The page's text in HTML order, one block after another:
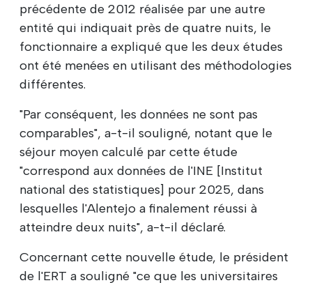
précédente de 2012 réalisée par une autre
entité qui indiquait près de quatre nuits, le
fonctionnaire a expliqué que les deux études
ont été menées en utilisant des méthodologies
différentes.
"Par conséquent, les données ne sont pas
comparables", a-t-il souligné, notant que le
séjour moyen calculé par cette étude
"correspond aux données de l'INE [Institut
national des statistiques] pour 2025, dans
lesquelles l'Alentejo a finalement réussi à
atteindre deux nuits", a-t-il déclaré.
Concernant cette nouvelle étude, le président
de l'ERT a souligné "ce que les universitaires